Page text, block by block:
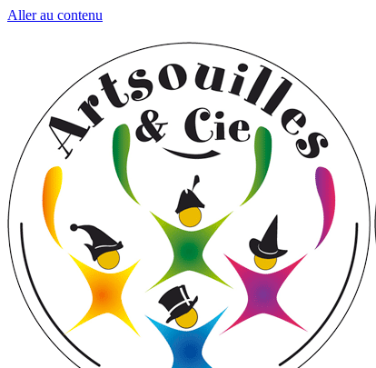
Aller au contenu